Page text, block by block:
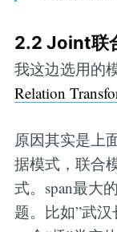
2.2 Joint联
我这边选用的
Relation
原因其实是上
据模式，联合
式。span最大
题。比如”武